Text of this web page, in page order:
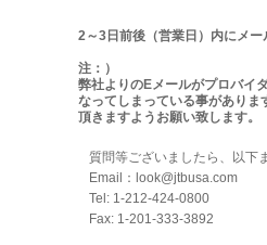
2～3日前後（営業日）内にメー
注：）
弊社よりのEメールがプロバイ
なってしまっている事がありま
頂きますようお願い致します。
質問等ございましたら、以下
Email：look@jtbusa.com
Tel: 1-212-424-0800
Fax: 1-201-333-3892